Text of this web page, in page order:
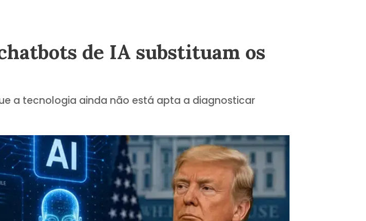
de IA substituam os
a tecnologia ainda não está apta a diagnosticar